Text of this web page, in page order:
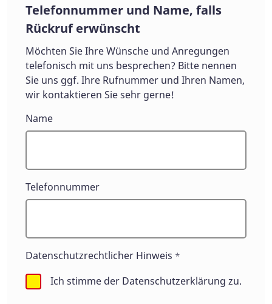
Telefonnummer und Name, falls
Rückruf erwünscht
Möchten Sie Ihre Wünsche und Anregungen
telefonisch mit uns besprechen? Bitte nennen
Sie uns ggf. Ihre Rufnummer und Ihren Namen,
wir kontaktieren Sie sehr gerne!
Name
Telefonnummer
Datenschutzrechtlicher Hinweis *
Ich stimme der Datenschutzerklärung zu.